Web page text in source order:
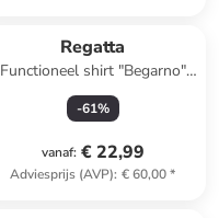
Regatta
Functioneel shirt "Begarno"
rood
-61%
vanaf: € 22,99
Adviesprijs (AVP): € 60,00*